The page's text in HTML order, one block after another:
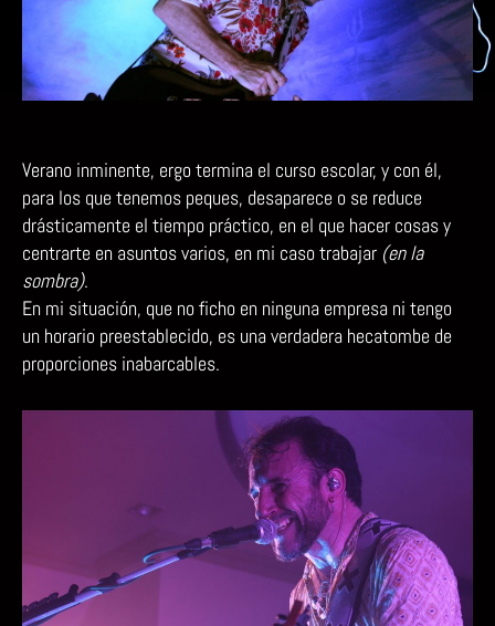
Verano inminente, ergo termina el curso escolar, y con él,
para los que tenemos peques, desaparece o se reduce
drásticamente el tiempo práctico, en el que hacer cosas y
centrarte en asuntos varios, en mi caso trabajar (en la
sombra).
En mi situación, que no ficho en ninguna empresa ni tengo
un horario preestablecido, es una verdadera hecatombe de
proporciones inabarcables.